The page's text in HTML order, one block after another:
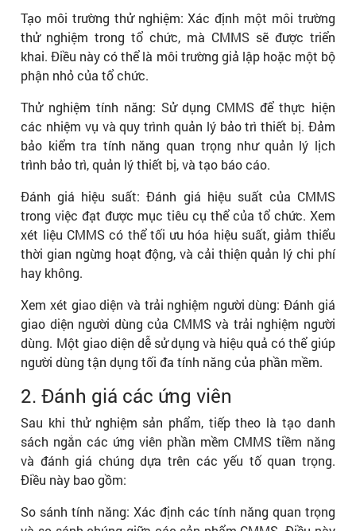
Tạo môi trường thử nghiệm: Xác định một môi trường
thử nghiệm trong tổ chức, mà CMMS sẽ được triển
khai. Điều này có thể là môi trường giả lập hoặc một bộ
phận nhỏ của tổ chức.
Thử nghiệm tính năng: Sử dụng CMMS để thực hiện
các nhiệm vụ và quy trình quản lý bảo trì thiết bị. Đảm
bảo kiểm tra tính năng quan trọng như quản lý lịch
trình bảo trì, quản lý thiết bị, và tạo báo cáo.
Đánh giá hiệu suất: Đánh giá hiệu suất của CMMS
trong việc đạt được mục tiêu cụ thể của tổ chức. Xem
xét liệu CMMS có thể tối ưu hóa hiệu suất, giảm thiểu
thời gian ngừng hoạt động, và cải thiện quản lý chi phí
hay không.
Xem xét giao diện và trải nghiệm người dùng: Đánh giá
giao diện người dùng của CMMS và trải nghiệm người
dùng. Một giao diện dễ sử dụng và hiệu quả có thể giúp
người dùng tận dụng tối đa tính năng của phần mềm.
2. Đánh giá các ứng viên
Sau khi thử nghiệm sản phẩm, tiếp theo là tạo danh
sách ngắn các ứng viên phần mềm CMMS tiềm năng
và đánh giá chúng dựa trên các yếu tố quan trọng.
Điều này bao gồm:
So sánh tính năng: Xác định các tính năng quan trọng